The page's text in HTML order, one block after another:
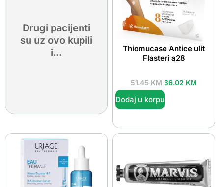
Drugi pacijenti
su uz ovo kupili
i...
Thiomucase Anticelulit
Flasteri a28
51.45KM 36.02 KM
Dodaj u korpu